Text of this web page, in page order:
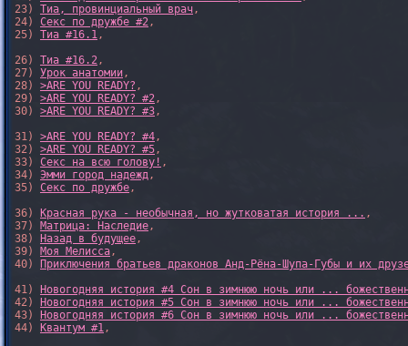
23) Тиа, провинциальный врач,
24) Секс по дружбе #2,
25) Тиа #16.1,
26) Тиа #16.2,
27) Урок анатомии,
28) >ARE YOU READY? ,
29) >ARE YOU READY? #2,
30) >ARE YOU READY? #3,
31) >ARE YOU READY? #4,
32) >ARE YOU READY? #5,
33) Секс на всю голову! ,
34) Эмми город надежд,
35) Секс по дружбе,
36)
Красная рука - необычная, но жутковатая история ... ,
37) Матрица: Наследие,
38)
Назад в будущее,
39) Моя Мелисса,
40)
Приключения братьев драконов Анд-Рёна-Шупа-Губы и их
41)
Новогодняя история #4 Сон в зимнюю ночь или ...
42)
Новогодняя история #5 Сон в зимнюю ночь или ...
43)
Новогодняя история #6 Сон в зимнюю ночь или ...
44)
Квантум #1,